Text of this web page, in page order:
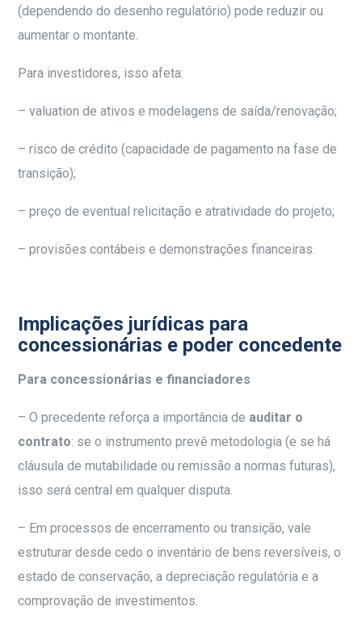
(dependendo do desenho regulatório) pode reduzir ou
aumentar o montante.
Para investidores, isso afeta:
– valuation de ativos e modelagens de saída/renovação;
– risco de crédito (capacidade de pagamento na fase de
transição);
– preço de eventual relicitação e atratividade do projeto;
– provisões contábeis e demonstrações financeiras.
Implicações jurídicas para
concessionárias e poder concedente
Para concessionárias e financiadores
– O precedente reforça a importância de auditar o
contrato: se o instrumento prevê metodologia (e se há
cláusula de mutabilidade ou remissão a normas futuras),
isso será central em qualquer disputa.
– Em processos de encerramento ou transição, vale
estruturar desde cedo o inventário de bens reversíveis, o
estado de conservação, a depreciação regulatória e a
comprovação de investimentos.